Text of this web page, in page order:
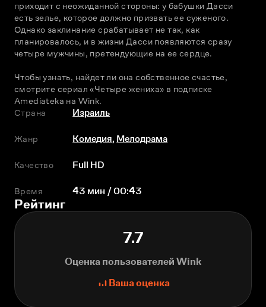
приходит с неожиданной стороны: у бабушки Дасси
есть зелье, которое должно призвать ее суженого.
Однако заклинание срабатывает не так, как
планировалось, и в жизни Дасси появляются сразу
четыре мужчины, претендующие на ее сердце.
Чтобы узнать, найдет ли она собственное счастье,
смотрите сериал «Четыре жениха» в подписке
Amediateka на Wink.
Страна
Израиль
Жанр Комедия, Мелодрама
Качество Full HD
Время 43 мин / 00:43
Рейтинг
7.7
Оценка пользователей Wink
Ваша оценка